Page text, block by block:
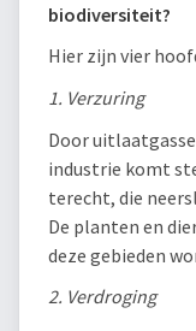
biodiversiteit?
Hier zijn vier
1. Verzuring
Door
industrie komt
terecht, die
De planten en
deze gebieden
2. Verdroging